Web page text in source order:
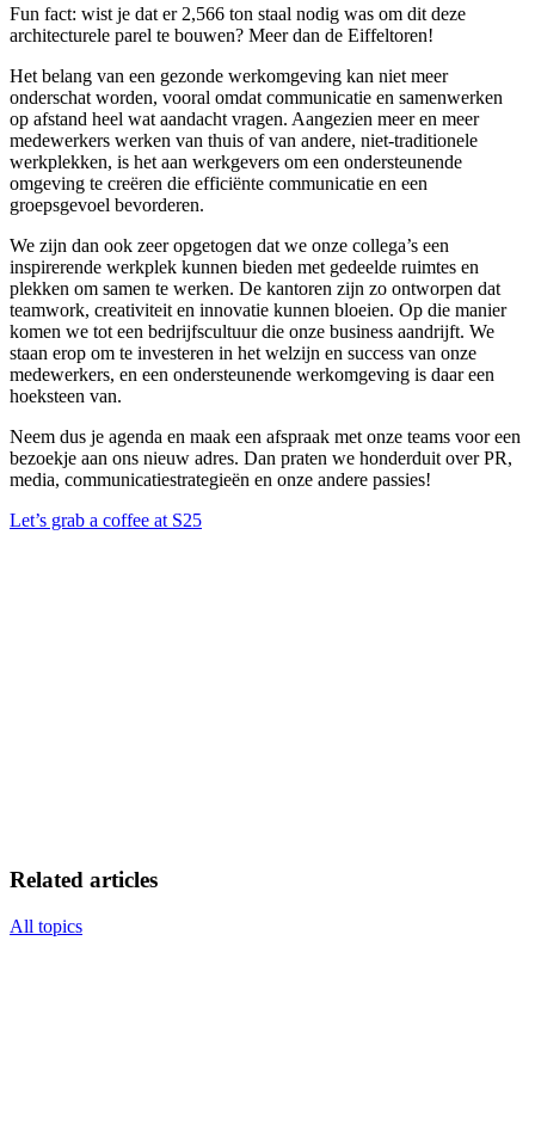
Fun fact: wist je dat er 2,566 ton staal nodig was om dit deze
architecturele parel te bouwen? Meer dan de Eiffeltoren!
Het belang van een gezonde werkomgeving kan niet meer
onderschat worden, vooral omdat communicatie en samenwerken
op afstand heel wat aandacht vragen. Aangezien meer en meer
medewerkers werken van thuis of van andere, niet-traditionele
werkplekken, is het aan werkgevers om een ondersteunende
omgeving te creëren die efficiënte communicatie en een
groepsgevoel bevorderen.
We zijn dan ook zeer opgetogen dat we onze collega’s een
inspirerende werkplek kunnen bieden met gedeelde ruimtes en
plekken om samen te werken. De kantoren zijn zo ontworpen dat
teamwork, creativiteit en innovatie kunnen bloeien. Op die manier
komen we tot een bedrijfscultuur die onze business aandrijft. We
staan erop om te investeren in het welzijn en success van onze
medewerkers, en een ondersteunende werkomgeving is daar een
hoeksteen van.
Neem dus je agenda en maak een afspraak met onze teams voor een
bezoekje aan ons nieuw adres. Dan praten we honderduit over PR,
media, communicatiestrategieën en onze andere passies!
Let’s grab a coffee at S25
Related articles
All topics